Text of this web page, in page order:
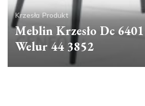
Krzesła Produkt
Meblin Krzesło Dc
Welur 44 3852